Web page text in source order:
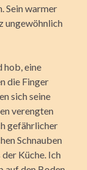
Sein warmer
ungewöhnlich
hob, eine
die Finger
sich seine
verengten
gefährlicher
Schnauben
Küche. Ich